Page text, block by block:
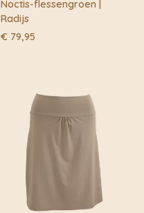
Noctis-flessengroen |
Radijs
€ 79,95